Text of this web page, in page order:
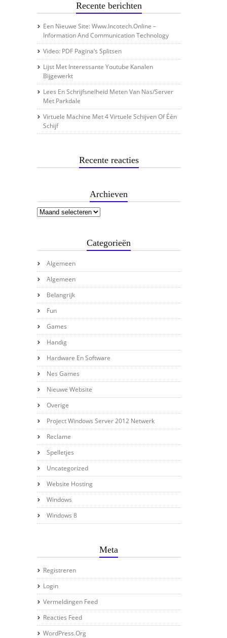
Recente berichten
Een Nieuwe Site: Www.incotech.online –
Information And Communication Technology
Video: PDF Pagina’s Splitsen
Lijst Met Interessante Youtube Kanalen
Bijgewerkt
Lees En Schrijfsnelheid Meten Van Nas/server
Met Parkdale
Virtuele Machine Met 4 Virtuele Schijven Of Één
Schijf
Recente reacties
Archieven
Categorieën
Algemeen
Algemeen
Belangrijk
Fun
Games
Handig
Hardware En Software
Nes Games
Nieuwe Website
Overige
Project Windows Server 2012 Netwerk
Reclame
Spelletjes
Uncategorized
Website Hosting
Windows
Windows 8
Meta
Registreren
Login
Vermeldingen Feed
Reacties Feed
WordPress.org